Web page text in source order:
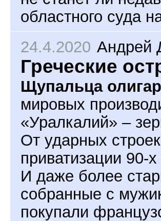
областного суда
24.4.2020 Андрей
Греческие
Щупальца
мировых
«Уралкалий» –
От ударных
приватизации 90-
И даже более
собранные с
покупали